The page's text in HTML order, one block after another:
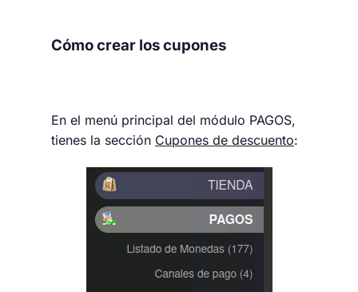
Cómo crear los cupones
En el menú principal del módulo PAGOS,
tienes la sección Cupones de descuento: